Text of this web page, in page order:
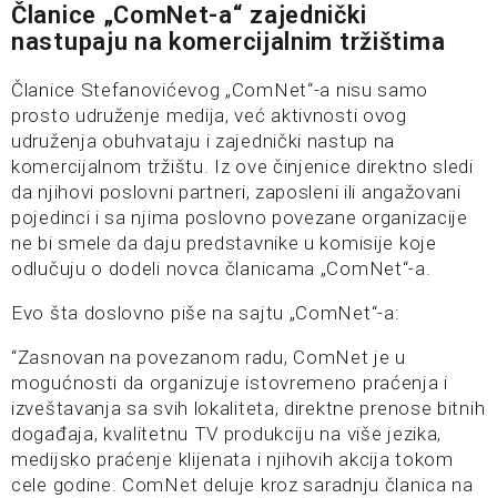
Članice „ComNet-a“ zajednički
nastupaju na komercijalnim tržištima
Članice Stefanovićevog „ComNet“-a nisu samo
prosto udruženje medija, već aktivnosti ovog
udruženja obuhvataju i zajednički nastup na
komercijalnom tržištu. Iz ove činjenice direktno sledi
da njihovi poslovni partneri, zaposleni ili angažovani
pojedinci i sa njima poslovno povezane organizacije
ne bi smele da daju predstavnike u komisije koje
odlučuju o dodeli novca članicama „ComNet“-a.
Evo šta doslovno piše na sajtu „ComNet“-a:
“Zasnovan na povezanom radu, ComNet je u
mogućnosti da organizuje istovremeno praćenja i
izveštavanja sa svih lokaliteta, direktne prenose bitnih
događaja, kvalitetnu TV produkciju na više jezika,
medijsko praćenje klijenata i njihovih akcija tokom
cele godine. ComNet deluje kroz saradnju članica na